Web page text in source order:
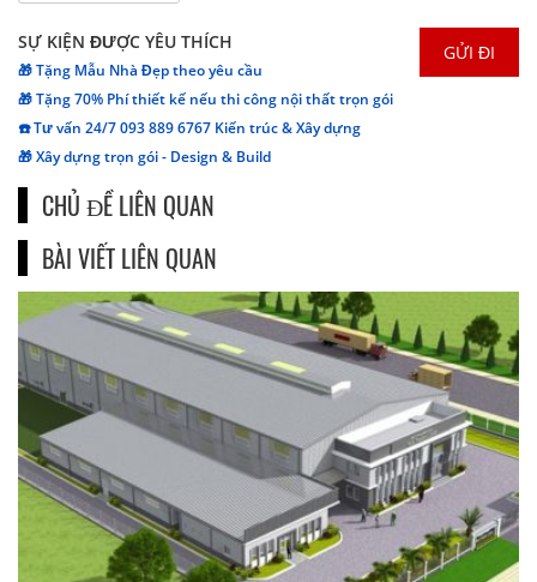
SỰ KIỆN ĐƯỢC YÊU THÍCH
🎁 Tặng Mẫu Nhà Đẹp theo yêu cầu
🎁 Tặng 70% Phí thiết kế nếu thi công nội thất trọn gói
☎️ Tư vấn 24/7 093 889 6767 Kiến trúc & Xây dựng
🎁 Xây dựng trọn gói - Design & Build
CHỦ ĐỀ LIÊN QUAN
BÀI VIẾT LIÊN QUAN